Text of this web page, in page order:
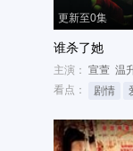
更新至0集
谁杀了她
主演： 宣萱 温
看点：
剧情